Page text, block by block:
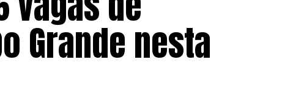
Grande nesta